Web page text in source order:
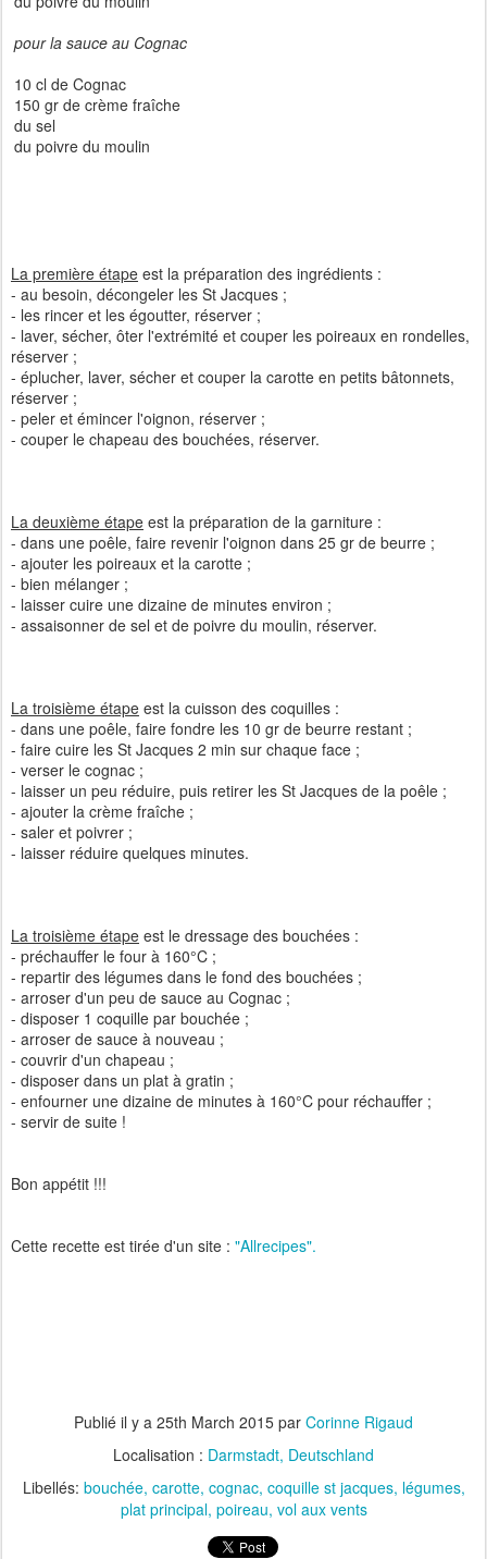
pour la sauce au Cognac
10 cl de Cognac
150 gr de crème fraîche
du sel
du poivre du moulin
La première étape est la préparation des ingrédients :
- au besoin, décongeler les St Jacques ;
- les rincer et les égoutter, réserver ;
- laver, sécher, ôter l'extrémité et couper les poireaux en rondelles,
réserver ;
- éplucher, laver, sécher et couper la carotte en petits bâtonnets,
réserver ;
- peler et émincer l'oignon, réserver ;
- couper le chapeau des bouchées, réserver.
La deuxième étape est la préparation de la garniture :
- dans une poêle, faire revenir l'oignon dans 25 gr de beurre ;
- ajouter les poireaux et la carotte ;
- bien mélanger ;
- laisser cuire une dizaine de minutes environ ;
- assaisonner de sel et de poivre du moulin, réserver.
La troisième étape est la cuisson des coquilles :
- dans une poêle, faire fondre les 10 gr de beurre restant ;
- faire cuire les St Jacques 2 min sur chaque face ;
- verser le cognac ;
- laisser un peu réduire, puis retirer les St Jacques de la poêle ;
- ajouter la crème fraîche ;
- saler et poivrer ;
- laisser réduire quelques minutes.
La troisième étape est le dressage des bouchées :
- préchauffer le four à 160°C ;
- repartir des légumes dans le fond des bouchées ;
- arroser d'un peu de sauce au Cognac ;
- disposer 1 coquille par bouchée ;
- arroser de sauce à nouveau ;
- couvrir d'un chapeau ;
- disposer dans un plat à gratin ;
- enfourner une dizaine de minutes à 160°C pour réchauffer ;
- servir de suite !
Bon appétit !!!
Cette recette est tirée d'un site : "Allrecipes".
Publié il y a 25th March 2015 par Corinne Rigaud
Localisation : Darmstadt, Deutschland
Libellés: bouchée carotte cognac coquille st jacques légumes
plat principal poireau vol aux vents